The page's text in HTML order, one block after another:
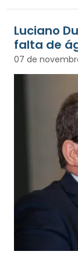
Luciano
falta de
07 de